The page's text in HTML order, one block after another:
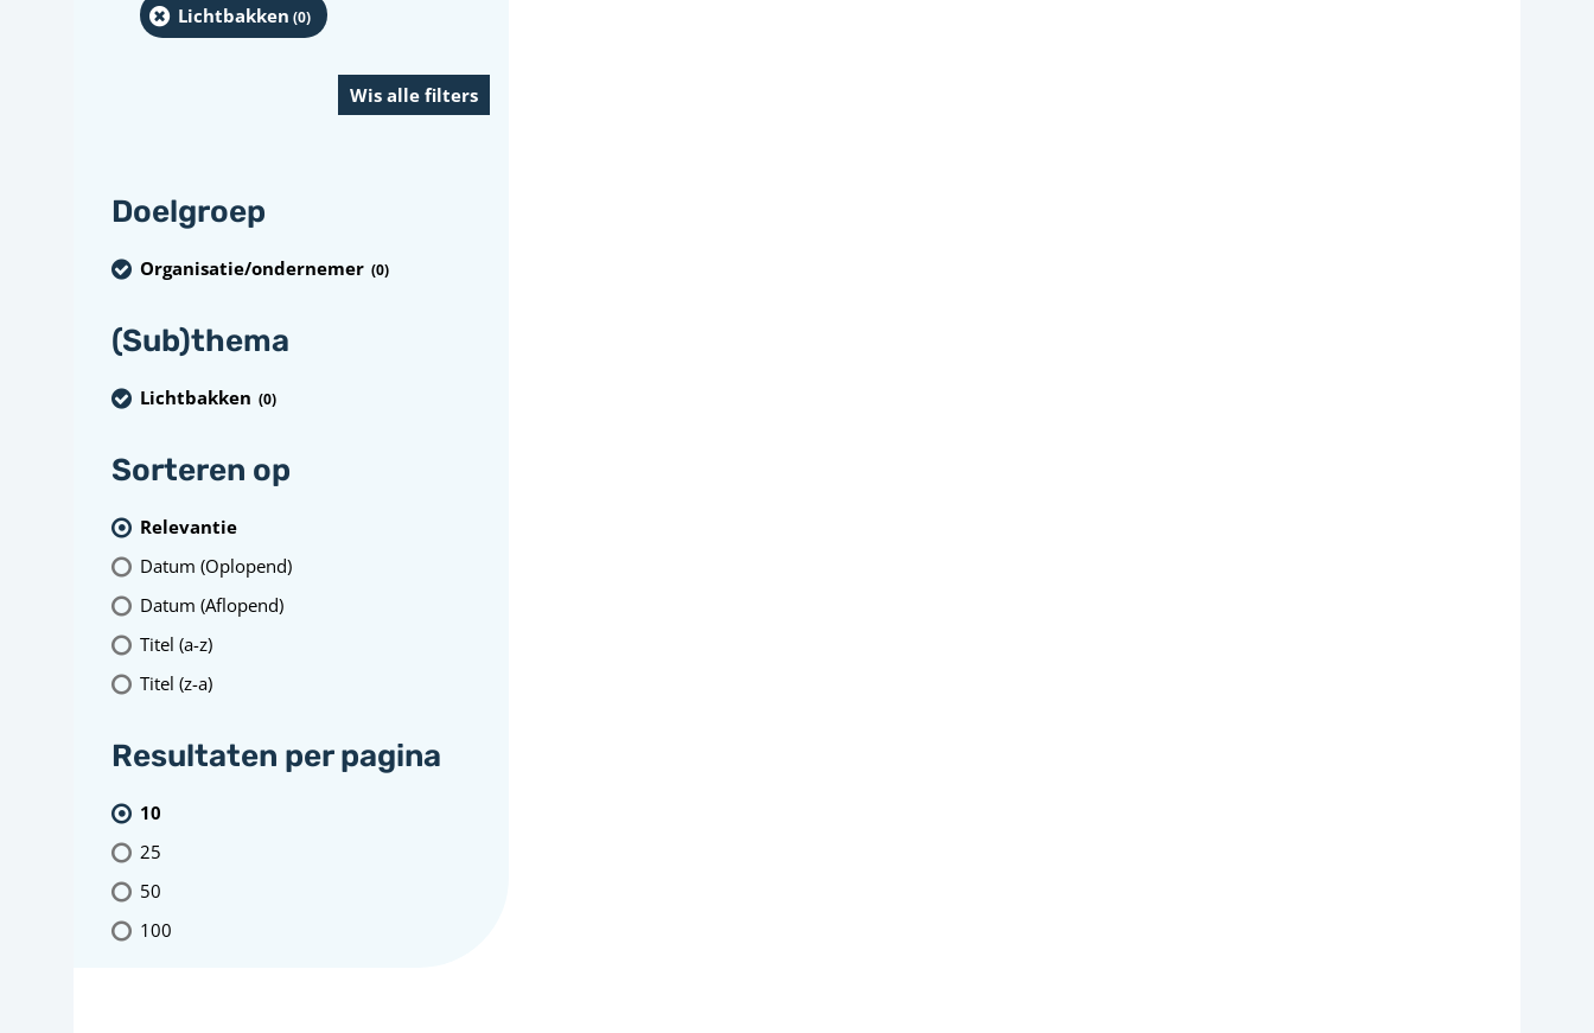
Lichtbakken (0)
Doelgroep
Organisatie/ondernemer (0)
(Sub)thema
Lichtbakken (0)
Sorteren op
Relevantie
Datum (Oplopend)
Datum (Aflopend)
Titel (a-z)
Titel (z-a)
Resultaten per pagina
10
25
50
100